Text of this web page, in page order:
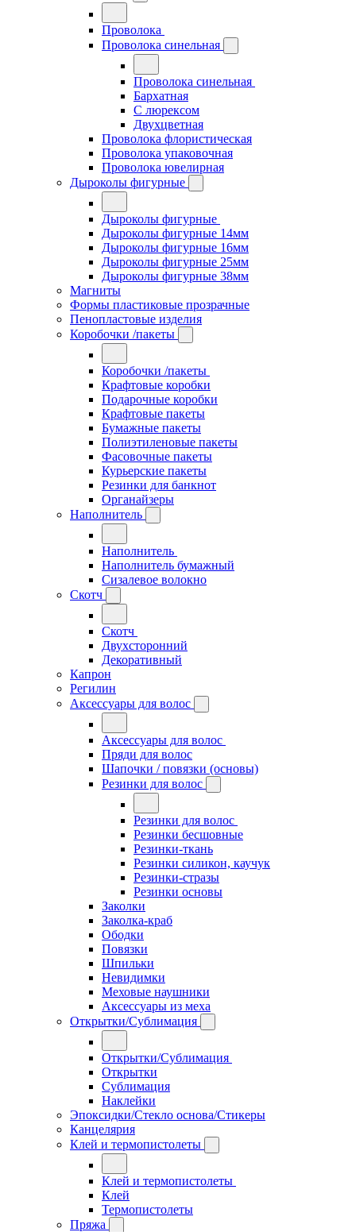
Проволока
Проволока синельная
Проволока синельная
Бархатная
С люрексом
Двухцветная
Проволока флористическая
Проволока упаковочная
Проволока ювелирная
Дыроколы фигурные
Дыроколы фигурные
Дыроколы фигурные 14мм
Дыроколы фигурные 16мм
Дыроколы фигурные 25мм
Дыроколы фигурные 38мм
Магниты
Формы пластиковые прозрачные
Пенопластовые изделия
Коробочки /пакеты
Коробочки /пакеты
Крафтовые коробки
Подарочные коробки
Крафтовые пакеты
Бумажные пакеты
Полиэтиленовые пакеты
Фасовочные пакеты
Курьерские пакеты
Резинки для банкнот
Органайзеры
Наполнитель
Наполнитель
Наполнитель бумажный
Сизалевое волокно
Скотч
Скотч
Двухсторонний
Декоративный
Капрон
Регилин
Аксессуары для волос
Аксессуары для волос
Пряди для волос
Шапочки / повязки (основы)
Резинки для волос
Резинки для волос
Резинки бесшовные
Резинки-ткань
Резинки силикон, каучук
Резинки-стразы
Резинки основы
Заколки
Заколка-краб
Ободки
Повязки
Шпильки
Невидимки
Меховые наушники
Аксессуары из меха
Открытки/Сублимация
Открытки/Сублимация
Открытки
Сублимация
Наклейки
Эпоксидки/Стекло основа/Стикеры
Канцелярия
Клей и термопистолеты
Клей и термопистолеты
Клей
Термопистолеты
Пряжа